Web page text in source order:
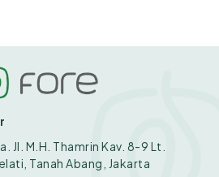
Jl. M.H. Thamrin Kav. 8-9 Lt.
Tanah Abang, Jakarta